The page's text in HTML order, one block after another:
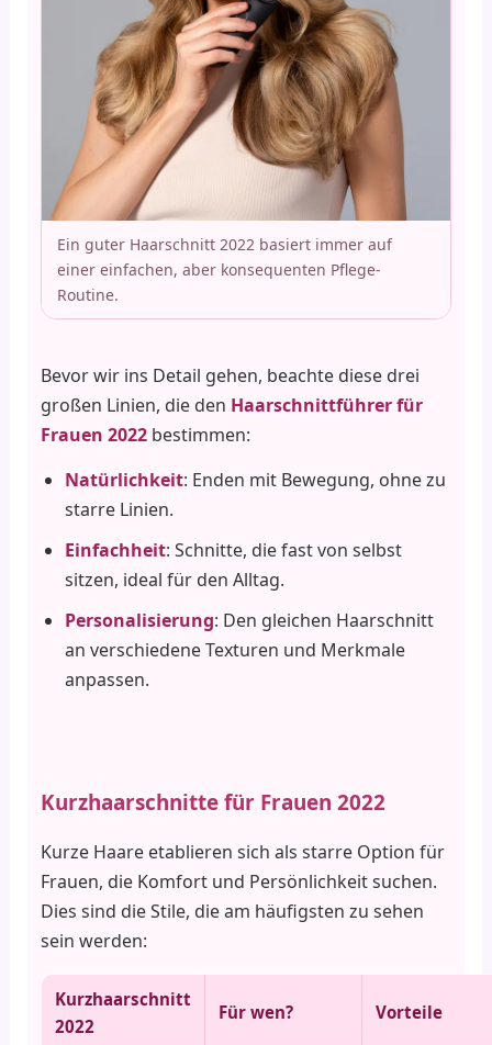
Ein guter Haarschnitt 2022 basiert immer auf
einer einfachen, aber konsequenten Pflege-
Routine.
Bevor wir ins Detail gehen, beachte diese drei
großen Linien, die den Haarschnittführer für
Frauen 2022 bestimmen:
Natürlichkeit: Enden mit Bewegung, ohne zu
starre Linien.
Einfachheit: Schnitte, die fast von selbst
sitzen, ideal für den Alltag.
Personalisierung: Den gleichen Haarschnitt
an verschiedene Texturen und Merkmale
anpassen.
Kurzhaarschnitte für Frauen 2022
Kurze Haare etablieren sich als starre Option für
Frauen, die Komfort und Persönlichkeit suchen.
Dies sind die Stile, die am häufigsten zu sehen
sein werden:
Kurzhaarschnitt
2022
Für wen? Vorteile